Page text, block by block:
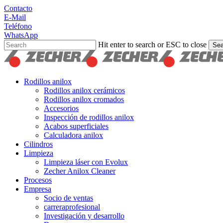
Skip
to
main
content
Contacto
E-Mail
Teléfono
WhatsApp
Hit enter to search or ESC to close
Close
Search
search
Menu
Rodillos anilox
Rodillos anilox cerámicos
Rodillos anilox cromados
Accesorios
Inspección de rodillos anilox
Acabos superficiales
Calculadora anilox
Cilindros
Limpieza
Limpieza láser con Evolux
Zecher Anilox Cleaner
Procesos
Empresa
Socio de ventas
carreraprofesional
Investigación y desarrollo